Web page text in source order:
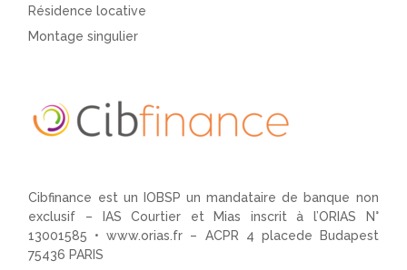
Résidence locative
Montage singulier
Cibfinance est un IOBSP un mandataire de banque non
exclusif – IAS Courtier et Mias inscrit à l’ORIAS N°
13001585 •www.orias.fr – ACPR 4 placede Budapest
75436 PARIS